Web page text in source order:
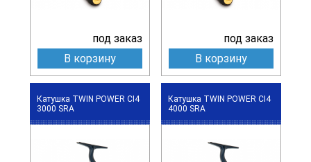
под заказ
В корзину
под заказ
В корзину
Катушка TWIN POWER CI4
3000 SRA
Катушка TWIN POWER CI4
4000 SRA